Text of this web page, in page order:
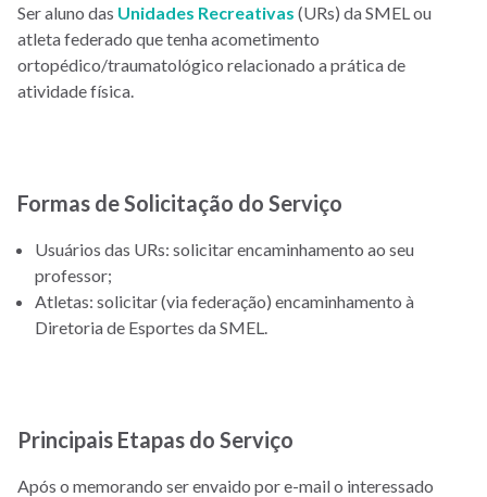
Ser aluno das Unidades Recreativas (URs) da SMEL ou
atleta federado que tenha acometimento
ortopédico/traumatológico relacionado a prática de
atividade física.
Formas de Solicitação do Serviço
Usuários das URs: solicitar encaminhamento ao seu
professor;
Atletas: solicitar (via federação) encaminhamento à
Diretoria de Esportes da SMEL.
Principais Etapas do Serviço
Após o memorando ser envaido por e-mail o interessado